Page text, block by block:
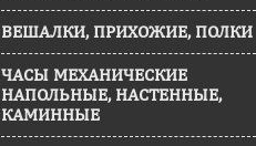
ВЕШАЛКИ, ПРИХОЖИЕ, ПОЛКИ
ЧАСЫ МЕХАНИЧЕСКИЕ
НАПОЛЬНЫЕ, НАСТЕННЫЕ,
КАМИННЫЕ